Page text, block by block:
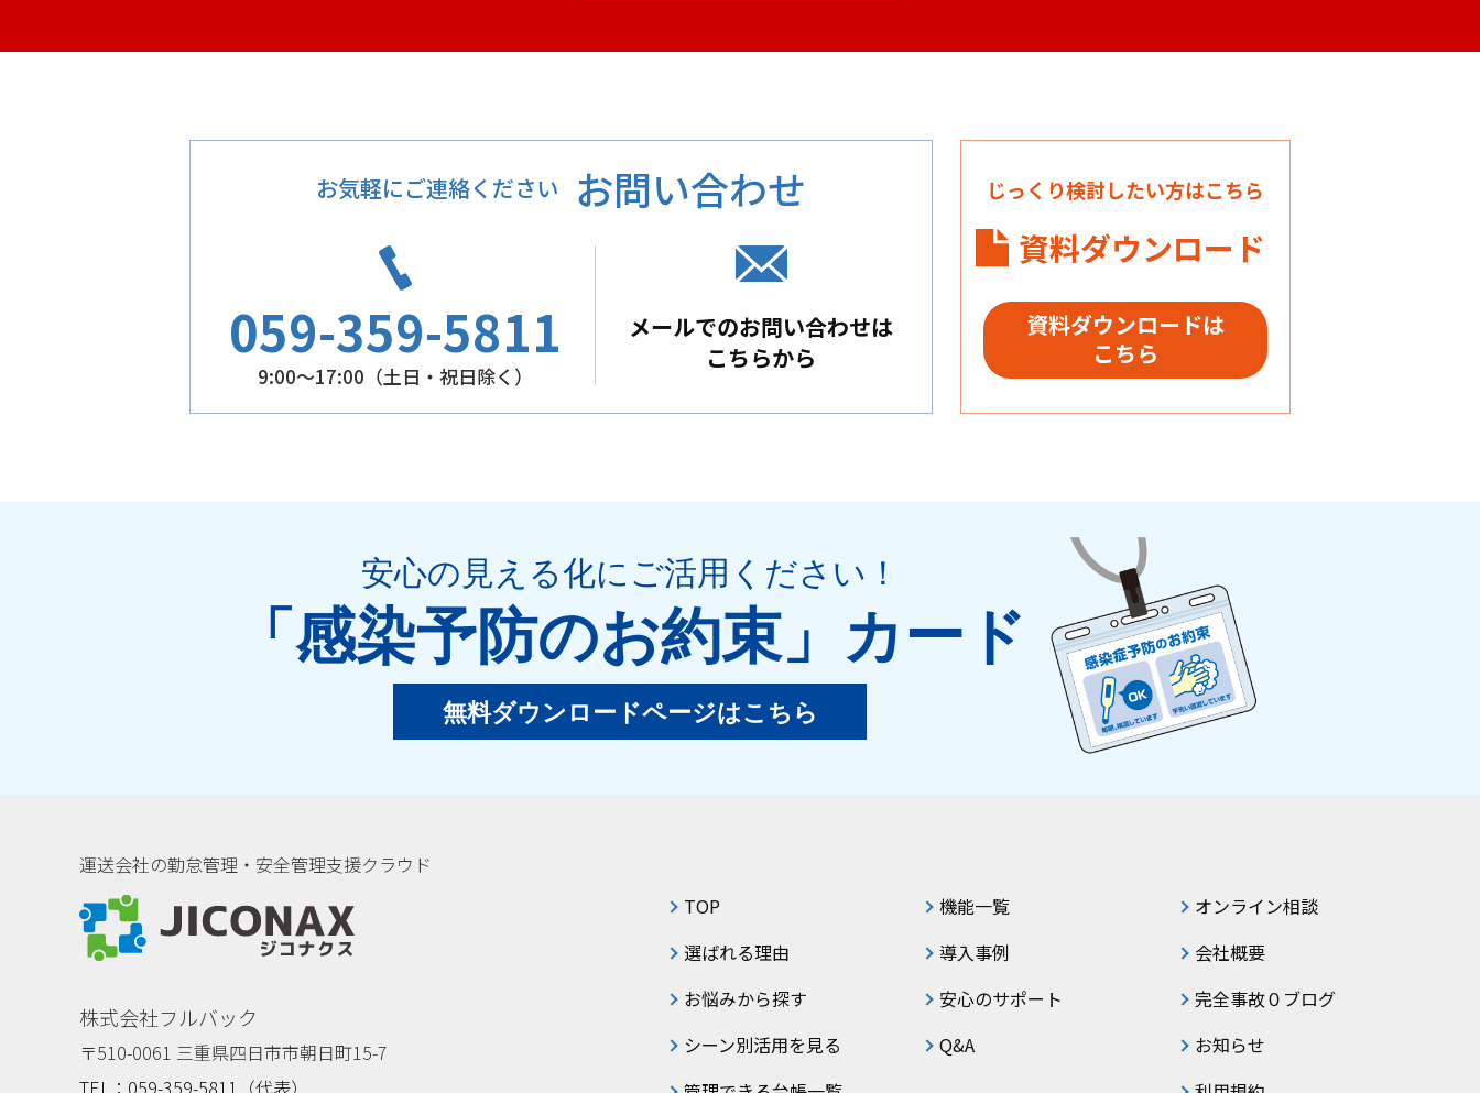
お気軽にご連絡ください お問い合わせ
059-359-5811
9:00～17:00（土日・祝日除く）
メールでのお問い合わせは
こちらから
じっくり検討したい方はこちら
資料ダウンロード
資料ダウンロードは
こちら
安心の見える化にご活用ください ！
「感染予防のお約束」 カード
無料ダウンロードページはこちら
運送会社の勤怠管理・安全管理支援クラウド
株式会社フルバック
〒510-0061 三重県四日市市朝日町15-7
TEL：059-359-5811（代表）
TOP
選ばれる理由
お悩みから探す
シーン別活用を見る
機能一覧
導入事例
安心のサポート
Q&A
オンライン相談
会社概要
完全事故０ブログ
お知らせ